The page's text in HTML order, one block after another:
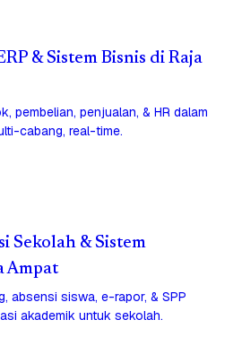
& Sistem Bisnis di Raja
pembelian, penjualan, & HR dalam
cabang, real-time.
Sekolah & Sistem
Ampat
absensi siswa, e-rapor, & SPP
akademik untuk sekolah.